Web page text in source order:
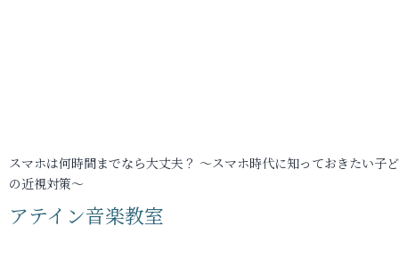
スマホは何時間までなら大丈夫？ ～スマホ時代に知っておきたい子
の近視対策～
アテイン音楽教室